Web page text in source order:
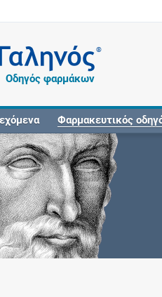
®
Οδηγός φαρμάκων
Φαρμακευτικός